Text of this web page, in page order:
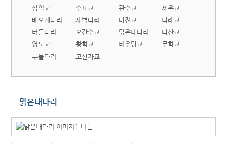
삼일교
수표교 관수교
세운교
배오개다리
새벽다리 마전교
나래교
버들다리
오간수교 맑은내다리
다산교
영도교
황학교 비우당교
무학교
두물다리
고산자교
맑은내다리